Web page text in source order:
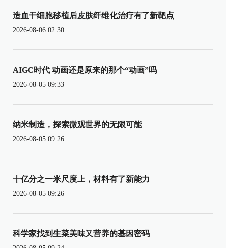
造血干细胞移植后皮肤纤维化治疗有了新靶点
2026-08-06 02:30
AIGC时代 动画还是原来的那个“动画”吗
2026-08-05 09:33
纳米制造，探索微观世界的无限可能
2026-08-05 09:26
十亿分之一米尺度上，材料有了新能力
2026-08-05 09:26
科学家找到生菜美味又营养的基因密码